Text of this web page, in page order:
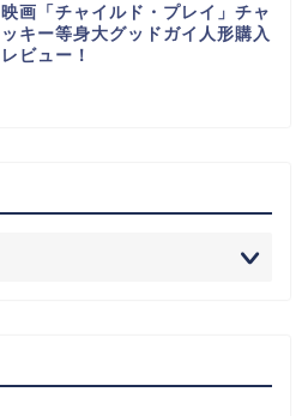
映画「チャイルド・プレイ」チャ
ッキー等身大グッドガイ人形購入
レビュー！